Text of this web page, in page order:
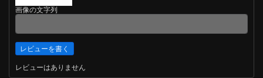
画像の文字列
レビューはありません